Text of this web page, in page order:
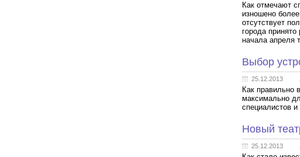
Как отмечают
изношено
отсутствует
города
начала апреля
Выбор
25.12.2013
Как правильно
максимально
специалистов и
Новый
25.12.2013